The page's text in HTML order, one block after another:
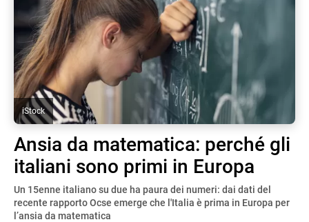
iStock
Ansia da matematica: perché gli
italiani sono primi in Europa
Un 15enne italiano su due ha paura dei numeri: dai dati del
recente rapporto Ocse emerge che l'Italia è prima in Europa per
l’ansia da matematica